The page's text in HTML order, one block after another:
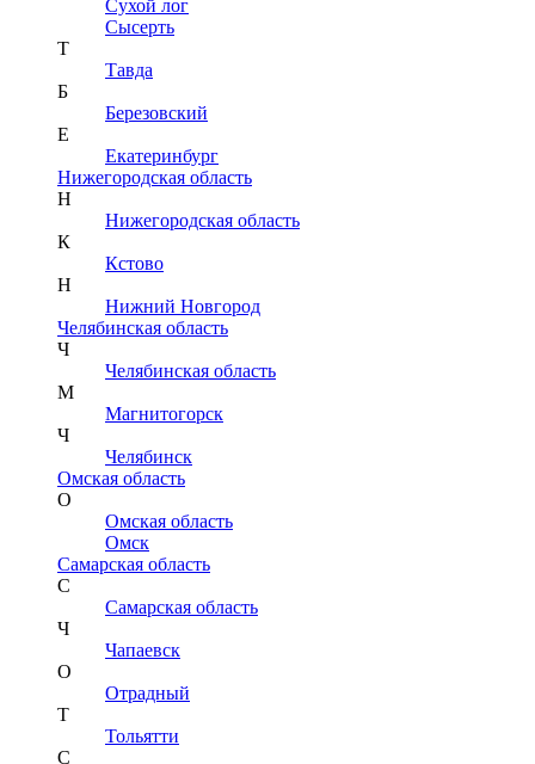
Сухой лог
Сысерть
Т
Тавда
Б
Березовский
Е
Екатеринбург
Нижегородская область
Н
Нижегородская область
К
Кстово
Н
Нижний Новгород
Челябинская область
Ч
Челябинская область
М
Магнитогорск
Ч
Челябинск
Омская область
О
Омская область
Омск
Самарская область
С
Самарская область
Ч
Чапаевск
О
Отрадный
Т
Тольятти
С